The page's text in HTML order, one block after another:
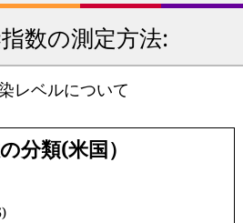
数の測定方法:
レベルについて
分類(米国）